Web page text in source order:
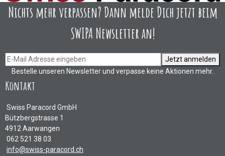
Nichts mehr verpassen? Dann melde Dich jetzt beim
SWIPA Newsletter an!
Jetzt anmelden
Bestelle unseren Newsletter und verpasse keine Aktionen mehr.
Kontakt
Swiss Paracord GmbH
Bützbergstrasse 1
4912 Aarwangen
062 521 38 03
info@swiss-paracord.ch